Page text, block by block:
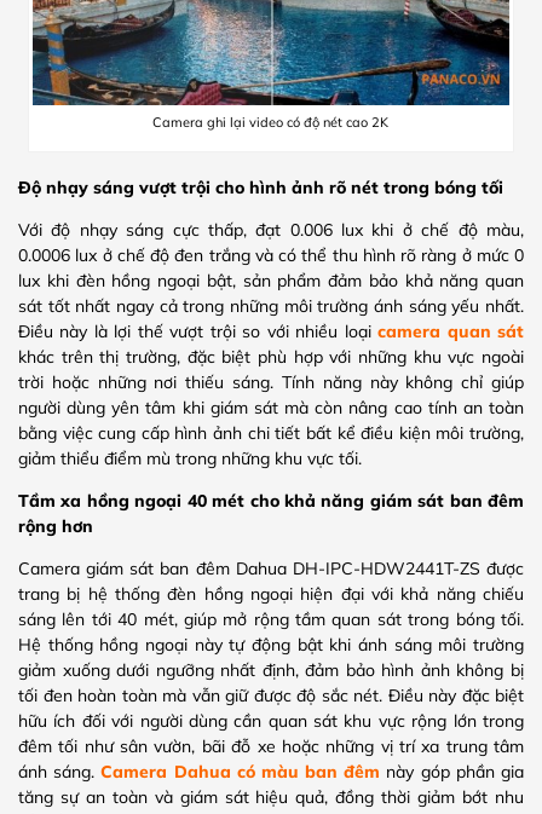
Camera ghi lại video có độ nét cao 2K
Độ nhạy sáng vượt trội cho hình ảnh rõ nét trong bóng tối
Với độ nhạy sáng cực thấp, đạt 0.006 lux khi ở chế độ màu,
0.0006 lux ở chế độ đen trắng và có thể thu hình rõ ràng ở mức 0
lux khi đèn hồng ngoại bật, sản phẩm đảm bảo khả năng quan
sát tốt nhất ngay cả trong những môi trường ánh sáng yếu nhất.
Điều này là lợi thế vượt trội so với nhiều loạicamera quan sát
khác trên thị trường, đặc biệt phù hợp với những khu vực ngoài
trời hoặc những nơi thiếu sáng. Tính năng này không chỉ giúp
người dùng yên tâm khi giám sát mà còn nâng cao tính an toàn
bằng việc cung cấp hình ảnh chi tiết bất kể điều kiện môi trường,
giảm thiểu điểm mù trong những khu vực tối.
Tầm xa hồng ngoại 40 mét cho khả năng giám sát ban đêm
rộng hơn
Camera giám sát ban đêm Dahua DH-IPC-HDW2441T-ZS được
trang bị hệ thống đèn hồng ngoại hiện đại với khả năng chiếu
sáng lên tới 40 mét, giúp mở rộng tầm quan sát trong bóng tối.
Hệ thống hồng ngoại này tự động bật khi ánh sáng môi trường
giảm xuống dưới ngưỡng nhất định, đảm bảo hình ảnh không bị
tối đen hoàn toàn mà vẫn giữ được độ sắc nét. Điều này đặc biệt
hữu ích đối với người dùng cần quan sát khu vực rộng lớn trong
đêm tối như sân vườn, bãi đỗ xe hoặc những vị trí xa trung tâm
ánh sáng.Camera Dahua có màu ban đêm này góp phần gia
tăng sự an toàn và giám sát hiệu quả, đồng thời giảm bớt nhu